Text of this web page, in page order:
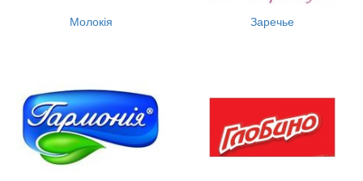
Молокія Заречье